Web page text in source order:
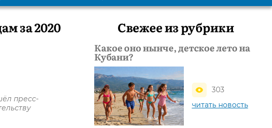
за 2020
пресс-
Свежее из рубрики
Какое оно нынче, детское лето на
Кубани?
303
читать новость